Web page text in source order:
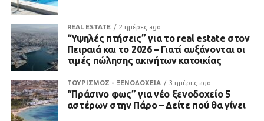
REAL ESTATE 2 ημέρες ago
“Υψηλές πτήσεις” για το real estate στον
Πειραιά και το 2026 – Γιατί αυξάνονται οι
τιμές πώλησης ακινήτων κατοικίας
ΤΟΥΡΙΣΜΟΣ - ΞΕΝΟΔΟΧΕΙΑ 3 ημέρες ago
“Πράσινο φως” για νέο ξενοδοχείο 5
αστέρων στην Πάρο – Δείτε πού θα γίνει